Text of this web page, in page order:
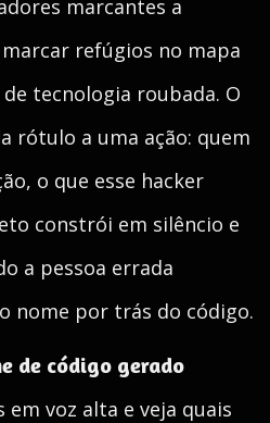
marcantes a
refúgios no mapa
tecnologia roubada. O
rótulo a uma ação: quem
o que esse hacker
constrói em silêncio e
a pessoa errada
nome por trás do código.
de código gerado
em voz alta e veja quais